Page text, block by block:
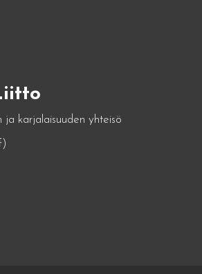
ja karjalaisuuden yhteisö